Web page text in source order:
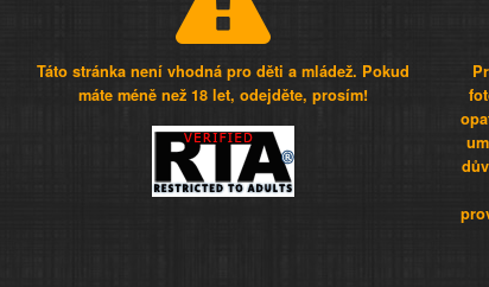
Táto stránka není vhodná pro děti a mládež. Pokud
máte méně než 18 let, odejděte, prosím!